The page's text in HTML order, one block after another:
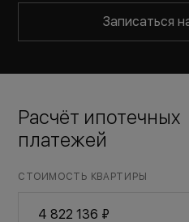
Записаться
Расчёт ипотечных
платежей
СТОИМОСТЬ КВАРТИРЫ